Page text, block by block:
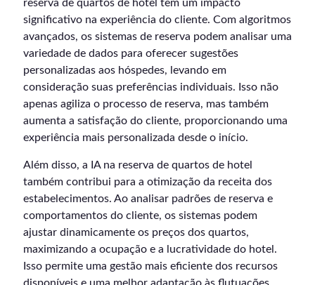
reserva de quartos de hotel tem um impacto
significativo na experiência do cliente. Com algoritmos
avançados, os sistemas de reserva podem analisar uma
variedade de dados para oferecer sugestões
personalizadas aos hóspedes, levando em
consideração suas preferências individuais. Isso não
apenas agiliza o processo de reserva, mas também
aumenta a satisfação do cliente, proporcionando uma
experiência mais personalizada desde o início.
Além disso, a IA na reserva de quartos de hotel
também contribui para a otimização da receita dos
estabelecimentos. Ao analisar padrões de reserva e
comportamentos do cliente, os sistemas podem
ajustar dinamicamente os preços dos quartos,
maximizando a ocupação e a lucratividade do hotel.
Isso permite uma gestão mais eficiente dos recursos
disponíveis e uma melhor adaptação às flutuações